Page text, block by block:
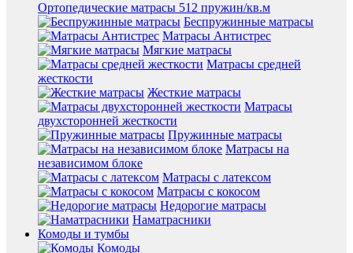
Ортопедические матрасы 512 пружин/кв.м
Беспружинные матрасы
Матрасы Антистрес
Мягкие матрасы
Матрасы средней
жесткости
Жесткие матрасы
Матрасы
двухсторонней жесткости
Пружинные матрасы
Матрасы на
независимом блоке
Матрасы с латексом
Матрасы с кокосом
Недорогие матрасы
Наматрасники
Комоды и тумбы
Комоды